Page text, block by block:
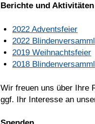
Berichte und
2022 Adventsfeier
2022
2019 Weihnachtsfeier
2018
Wir freuen uns über Ihre
ggf. Ihr Interesse an